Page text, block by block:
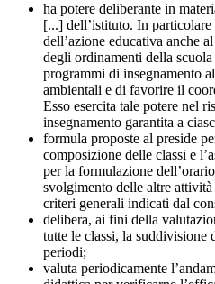
ha potere deliberante in
[...] dell’istituto. In
dell’azione educativa anche
degli ordinamenti della
programmi di insegnamento
ambientali e di favorire il
Esso esercita tale potere nel
insegnamento garantita a
formula proposte al preside
composizione delle classi e
per la formulazione
svolgimento delle altre
criteri generali indicati dal
delibera, ai fini della
tutte le classi, la suddivisione
periodi;
valuta periodicamente